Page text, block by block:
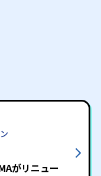
がリニュー